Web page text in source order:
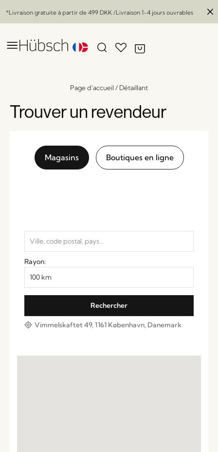
*Livraison gratuite à partir de 499 DKK /Livraison 1-4 jours ouvrables
Page d'accueil / Détaillant
Trouver un revendeur
Magasins Boutiques en ligne
Rayon:
Vimmelskaftet 49, 1161 København, Danemark